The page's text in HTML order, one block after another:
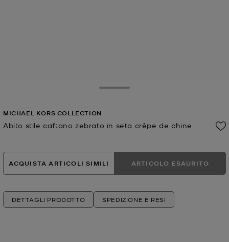
MICHAEL KORS COLLECTION
Abito stile caftano zebrato in seta crêpe de chine
ACQUISTA ARTICOLI SIMILI ARTICOLO ESAURITO
DETTAGLI PRODOTTO SPEDIZIONE E RESI